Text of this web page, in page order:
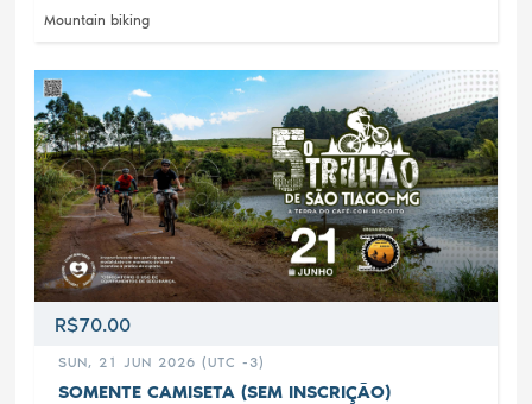
Mountain biking
R$70.00
SUN, 21 JUN 2026 (UTC -3)
SOMENTE CAMISETA (SEM INSCRIÇÃO)